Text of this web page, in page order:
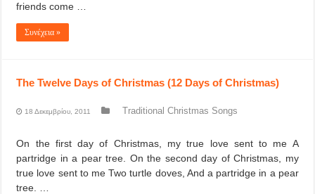
friends come …
Συνέχεια »
The Twelve Days of Christmas (12 Days of Christmas)
18 Δεκεμβρίου, 2011 Traditional Christmas Songs
On the first day of Christmas, my true love sent to me A
partridge in a pear tree. On the second day of Christmas, my
true love sent to me Two turtle doves, And a partridge in a pear
tree. …